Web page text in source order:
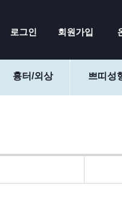
로그인 회원가입
흉터/외상 쁘띠성